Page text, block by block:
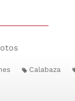
Calabaza